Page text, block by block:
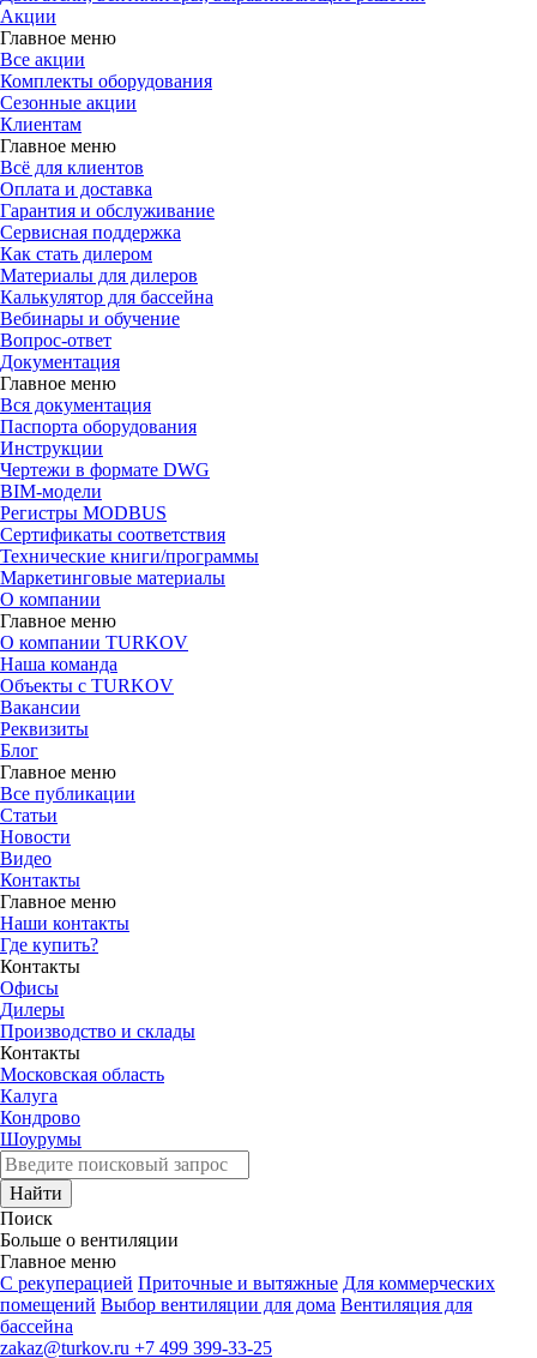
Акции
Главное меню
Все акции
Комплекты оборудования
Сезонные акции
Клиентам
Главное меню
Всё для клиентов
Оплата и доставка
Гарантия и обслуживание
Сервисная поддержка
Как стать дилером
Материалы для дилеров
Калькулятор для бассейна
Вебинары и обучение
Вопрос-ответ
Документация
Главное меню
Вся документация
Паспорта оборудования
Инструкции
Чертежи в формате DWG
BIM-модели
Регистры MODBUS
Сертификаты соответствия
Технические книги/программы
Маркетинговые материалы
О компании
Главное меню
О компании TURKOV
Наша команда
Объекты с TURKOV
Вакансии
Реквизиты
Блог
Главное меню
Все публикации
Статьи
Новости
Видео
Контакты
Главное меню
Наши контакты
Где купить?
Контакты
Офисы
Дилеры
Производство и склады
Контакты
Московская область
Калуга
Кондрово
Шоурумы
Найти
Поиск
Больше о вентиляции
Главное меню
C рекуперацией Приточные и вытяжные Для коммерческих
помещений Выбор вентиляции для дома Вентиляция для
бассейна
zakaz@turkov.ru +7 499 399-33-25